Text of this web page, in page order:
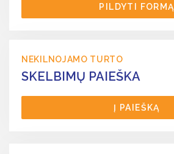
PILDYTI FORMĄ
NEKILNOJAMO TURTO
SKELBIMŲ PAIEŠKA
Į PAIEŠKĄ